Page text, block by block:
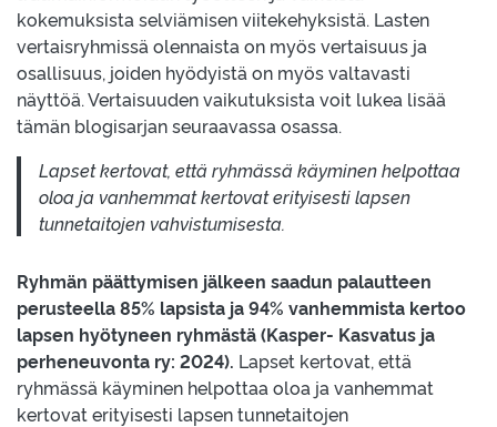
kokemuksista selviämisen viitekehyksistä. Lasten
vertaisryhmissä olennaista on myös vertaisuus ja
osallisuus, joiden hyödyistä on myös valtavasti
näyttöä. Vertaisuuden vaikutuksista voit lukea lisää
tämän blogisarjan seuraavassa osassa.
Lapset kertovat, että ryhmässä käyminen helpottaa
oloa ja vanhemmat kertovat erityisesti lapsen
tunnetaitojen vahvistumisesta.
Ryhmän päättymisen jälkeen saadun palautteen
perusteella 85% lapsista ja 94% vanhemmista kertoo
lapsen hyötyneen ryhmästä (Kasper- Kasvatus ja
perheneuvonta ry: 2024). Lapset kertovat, että
ryhmässä käyminen helpottaa oloa ja vanhemmat
kertovat erityisesti lapsen tunnetaitojen